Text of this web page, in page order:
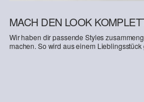
MACH DEN LOOK
Wir haben dir passende Styles
machen. So wird aus einem